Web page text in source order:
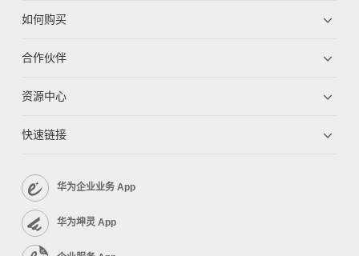
如何购买
合作伙伴
资源中心
快速链接
华为企业业务 App
华为坤灵 App